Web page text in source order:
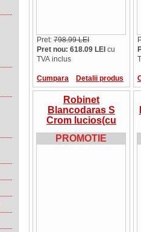
Pret: 798.99 LEI
Pret nou: 618.09 LEI cu
TVA inclus
Cumpara Detalii produs
Robinet
Blancodaras S
Crom lucios(cu
dus), presiune
inalta, 517731
PROMOTIE